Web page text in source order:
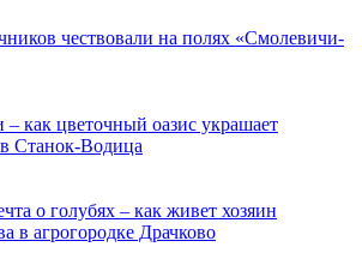
чествовали на полях «Смолевичи-
– как цветочный оазис украшает
Станок-Водица
о голубях – как живет хозяин
в агрогородке Драчково